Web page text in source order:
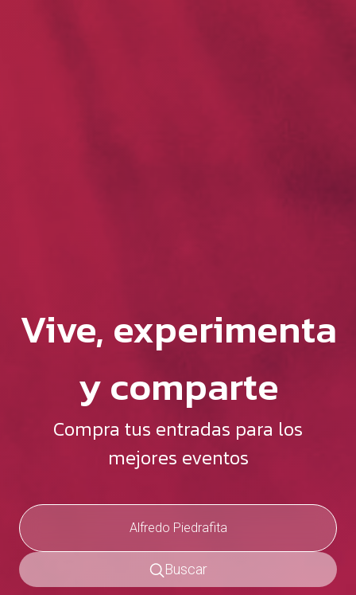
Vive, experimenta
y comparte
Compra tus entradas para los
mejores eventos
Buscar